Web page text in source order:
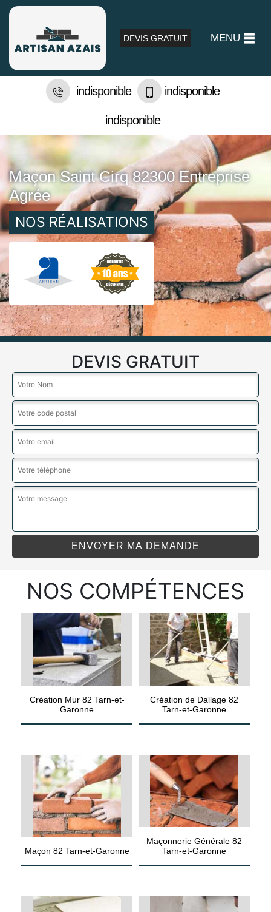
DEVIS GRATUIT MENU
indisponible indisponible
indisponible
Maçon Saint Cirq 82300 Entreprise
Agrée
NOS RÉALISATIONS
DEVIS GRATUIT
NOS COMPÉTENCES
Création Mur 82 Tarn-et-
Garonne
Création de Dallage 82
Tarn-et-Garonne
Maçon 82 Tarn-et-Garonne
Maçonnerie Générale 82
Tarn-et-Garonne